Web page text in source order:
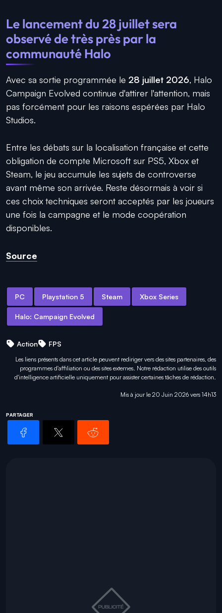
Le lancement du 28 juillet sera
observé de très près par la
communauté Halo
Avec sa sortie programmée le 28 juillet 2026, Halo
Campaign Evolved continue d'attirer l'attention, mais
pas forcément pour les raisons espérées par Halo
Studios.
Entre les débats sur la localisation française et cette
obligation de compte Microsoft sur PS5, Xbox et
Steam, le jeu accumule les sujets de controverse
avant même son arrivée. Reste désormais à voir si
ces choix techniques seront acceptés par les joueurs
une fois la campagne et le mode coopération
disponibles.
Source
PC Playstation 5 Steam Xbox Series
Halo: Campaign Evolved
Action FPS
Les liens présents dans cet article peuvent rediriger vers des sites partenaires, des
programmes d'affiliation ou des sites externes. Notre rédaction utilise des outils
d'intelligence artificielle uniquement pourassister certaines tâches de rédaction.
Mis à jour le 20 Juin 2026 vers 14h13
PARTAGER